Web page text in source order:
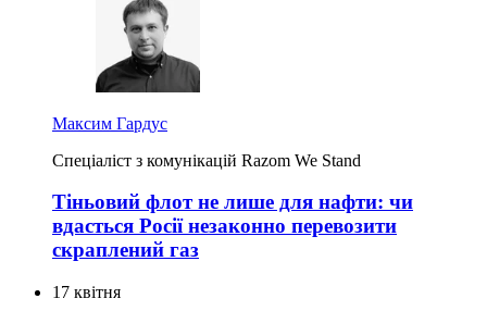
Максим Гардус
Спеціаліст з комунікацій Razom We Stand
Тіньовий флот не лише для нафти: чи
вдасться Росії незаконно перевозити
скраплений газ
17 квітня